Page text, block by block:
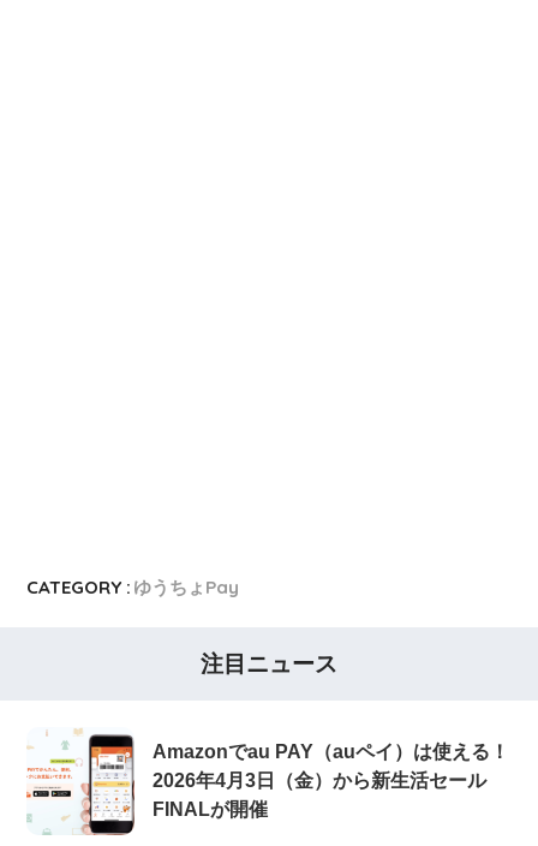
CATEGORY : ゆうちょPay
注目ニュース
Amazonでau PAY（auペイ）は使える！
2026年4月3日（金）から新生活セール
FINALが開催